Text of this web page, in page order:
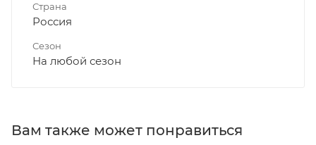
Страна
Россия
Сезон
На любой сезон
Вам также может понравиться